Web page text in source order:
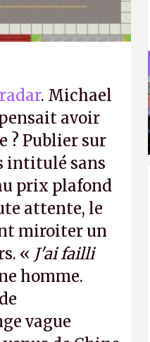
. Michael
avoir
? Publier sur
intitulé sans
prix plafond
attente, le
miroiter un
« J'ai failli
homme.
vague